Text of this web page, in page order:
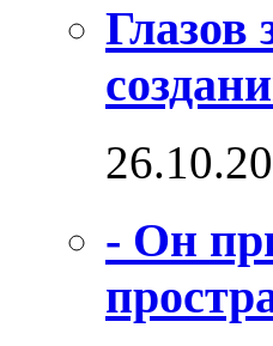
Глазов
- Он